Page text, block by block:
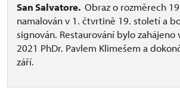
San Salvatore. Obraz o rozměrech
namalován v 1. čtvrtině 19. století a
signován. Restaurování bylo zahájeno
2021 PhDr. Pavlem Klimešem a
září.